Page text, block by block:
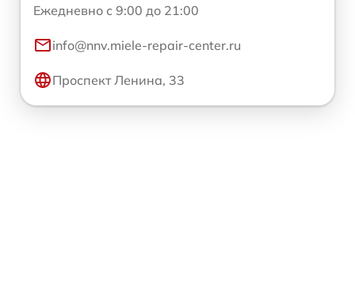
Ежедневно с 9:00 до 21:00
info@nnv.miele-repair-center.ru
Проспект Ленина, 33